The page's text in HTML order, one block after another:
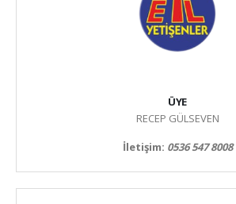
ÜYE
RECEP GÜLSEVEN
İletişim: 0536 547 8008